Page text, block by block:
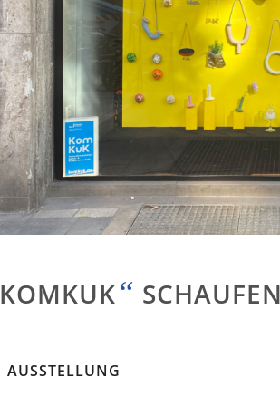
KOMKUK“
AUSSTELLUNG